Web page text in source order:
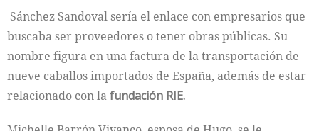
Sánchez Sandoval sería el enlace con empresarios que
buscaba ser proveedores o tener obras públicas. Su
nombre figura en una factura de la transportación de
nueve caballos importados de España, además de estar
relacionado con lafundación RIE.